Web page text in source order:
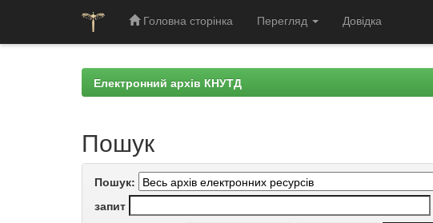
Головна сторінка Перегляд Довідка
Електронний архів КНУТД
Пошук
Пошук:
запит